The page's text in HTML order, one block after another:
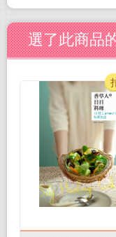
選了此商品